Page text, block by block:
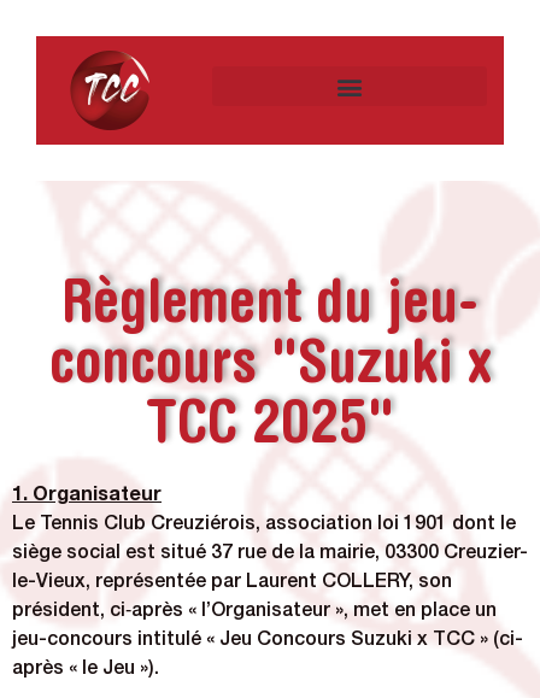
Règlement du jeu-
concours "Suzuki x
TCC 2025"
1. Organisateur
Le Tennis Club Creuziérois, association loi 1901 dont le
siège social est situé 37 rue de la mairie, 03300 Creuzier-
le-Vieux, représentée par Laurent COLLERY, son
président, ci‑après « l’Organisateur », met en place un
jeu-concours intitulé « Jeu Concours Suzuki x TCC » (ci-
après « le Jeu »).